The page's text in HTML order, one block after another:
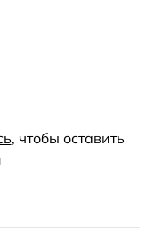
, чтобы оставить